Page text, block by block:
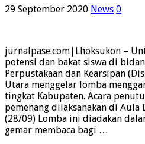
29 September 2020 News 0
jurnalpase.com|Lhoksukon –
potensi dan bakat siswa di
Perpustakaan dan Kearsipan
Utara menggelar lomba
tingkat Kabupaten. Acara
pemenang dilaksanakan di Aula
(28/09) Lomba ini diadakan
gemar membaca bagi …